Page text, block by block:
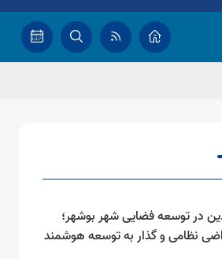
در توسعه فضایی شهر بوشهر؛
نظامی و گذار به توسعه هوشمند